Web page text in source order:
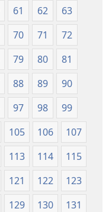
61 62
63
70 71
72
79 80
81
88 89
90
97 98
99
105 106
107
113 114
115
121 122
123
129 130
131